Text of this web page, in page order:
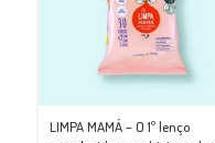
LIMPA MAMÁ – O 1º lenço